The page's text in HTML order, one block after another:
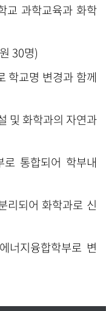
교 과학교육과 화학
30명)
학교명 변경과 함께
및 화학과의 자연과
로 통합되어 학부내
리되어 화학과로 신
에너지융합학부로 변